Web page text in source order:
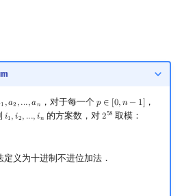
1 ,𝑎2 ,...,𝑎𝑛
1 ,a2, . ..,an ，对于每一个𝑝 ∈ [0,𝑛− 1]
p ∈[ 0,n−1]
，
𝑖1,𝑖2, ...,𝑖𝑛
i1, i2,. .,in 的方案数，对 258
258 取模：
定义为十进制不进位加法．